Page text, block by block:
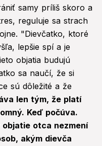
samy príliš skoro a
reguluje sa strach
"Dievčatko, ktoré
lepšie spí a je
objatia budujú
sa naučí, že si
sú dôležité a že
len tým, že platí
Keď počúva.
objatie otca nezmení
akým dievča